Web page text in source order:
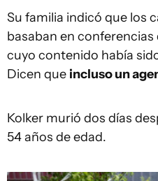
Su familia indicó que los
basaban en conferencias
cuyo contenido había
Dicen que incluso un
Kolker murió dos días
54 años de edad.